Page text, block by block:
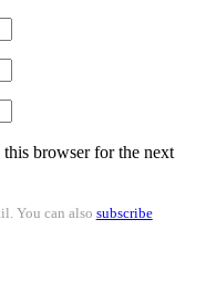
browser for the next
You can also subscribe